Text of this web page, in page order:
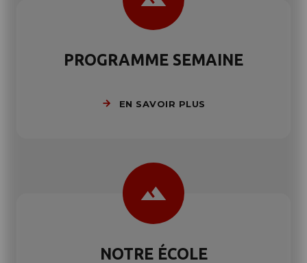
PROGRAMME SEMAINE
EN SAVOIR PLUS
landscape
NOTRE ÉCOLE